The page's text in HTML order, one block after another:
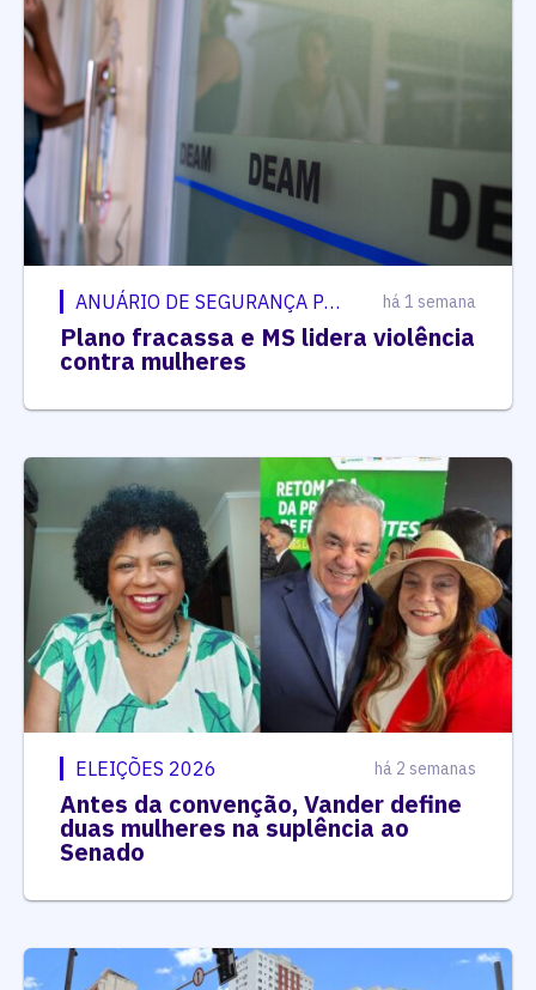
ANUÁRIO DE SEGURANÇA PÚBLICA há 1 semana
Plano fracassa e MS lidera violência
contra mulheres
ELEIÇÕES 2026 há 2 semanas
Antes da convenção, Vander define
duas mulheres na suplência ao
Senado